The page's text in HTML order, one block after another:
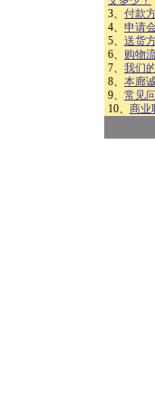
3、 付款
4、 申请
5、 送货
6、 购物
7、 我们
8、 本廊
9、 常见
10、 商业